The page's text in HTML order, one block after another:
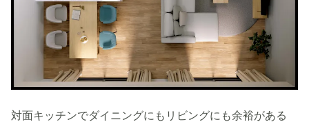
対面キッチンでダイニングにもリビングにも余裕がある